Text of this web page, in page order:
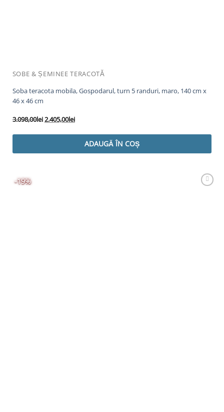
SOBE & ȘEMINEE TERACOTĂ
Soba teracota mobila, Gospodarul, turn 5 randuri, maro, 140 cm x
46 x 46 cm
3.098,00leiPrețul
2.405,00leiPrețul
este:
2.405,00lei.
ADAUGĂ ÎN COȘ
-19%